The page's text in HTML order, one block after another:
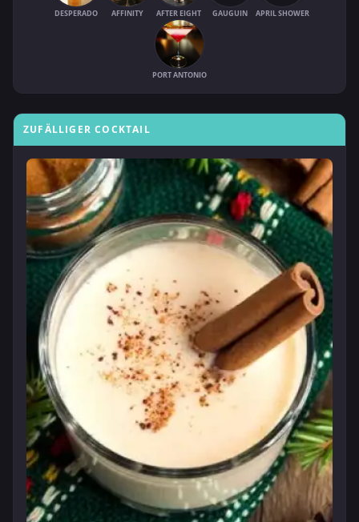
DESPERADO AFFINITY AFTER EIGHT GAUGUIN APRIL SHOWER
PORT ANTONIO
ZUFÄLLIGER COCKTAIL